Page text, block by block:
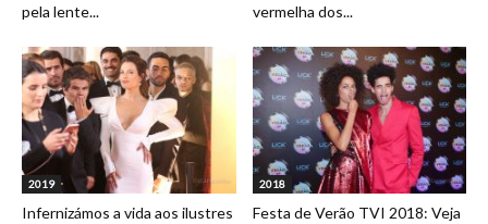
pela lente...
vermelha dos...
2019
Infernizámos a vida aos ilustres
2018
Festa de Verão TVI 2018: Veja